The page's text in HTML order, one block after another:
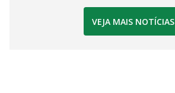
VEJA MAIS NOTÍCIAS